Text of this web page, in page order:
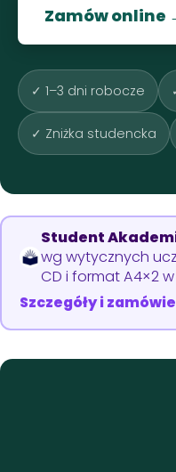
Zamów online
✓ 1–3 dni robocze
✓ Zniżka studencka
Student
wg wytycznych
CD i format A4×2
Szczegóły i